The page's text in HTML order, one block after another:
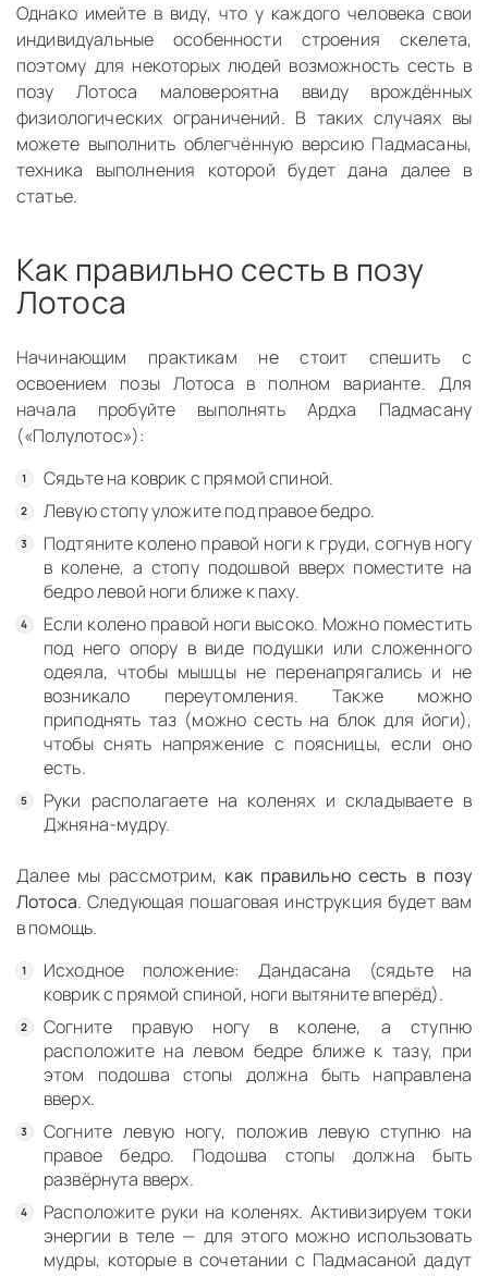
Однако имейте в виду, что у каждого человека свои
индивидуальные особенности строения скелета,
поэтому для некоторых людей возможность сесть в
позу Лотоса маловероятна ввиду врождённых
физиологических ограничений. В таких случаях вы
можете выполнить облегчённую версию Падмасаны,
техника выполнения которой будет дана далее в
статье.
Как правильно сесть в позу
Лотоса
Начинающим практикам не стоит спешить с
освоением позы Лотоса в полном варианте. Для
начала пробуйте выполнять Ардха Падмасану
(«Полулотос»):
Сядьте на коврик с прямой спиной.
Левую стопу уложите под правое бедро.
Подтяните колено правой ноги к груди, согнув ногу
в колене, а стопу подошвой вверх поместите на
бедро левой ноги ближе к паху.
Если колено правой ноги высоко. Можно поместить
под него опору в виде подушки или сложенного
одеяла, чтобы мышцы не перенапрягались и не
возникало переутомления. Также можно
приподнять таз (можно сесть на блок для йоги),
чтобы снять напряжение с поясницы, если оно
есть.
Руки располагаете на коленях и складываете в
Джняна-мудру.
Далее мы рассмотрим, как правильно сесть в позу
Лотоса. Следующая пошаговая инструкция будет вам
в помощь.
Исходное положение: Дандасана (сядьте на
коврик с прямой спиной, ноги вытяните вперёд).
Согните правую ногу в колене, а ступню
расположите на левом бедре ближе к тазу, при
этом подошва стопы должна быть направлена
вверх.
Согните левую ногу, положив левую ступню на
правое бедро. Подошва стопы должна быть
развёрнута вверх.
Расположите руки на коленях. Активизируем токи
энергии в теле — для этого можно использовать
мудры, которые в сочетании с Падмасаной дадут